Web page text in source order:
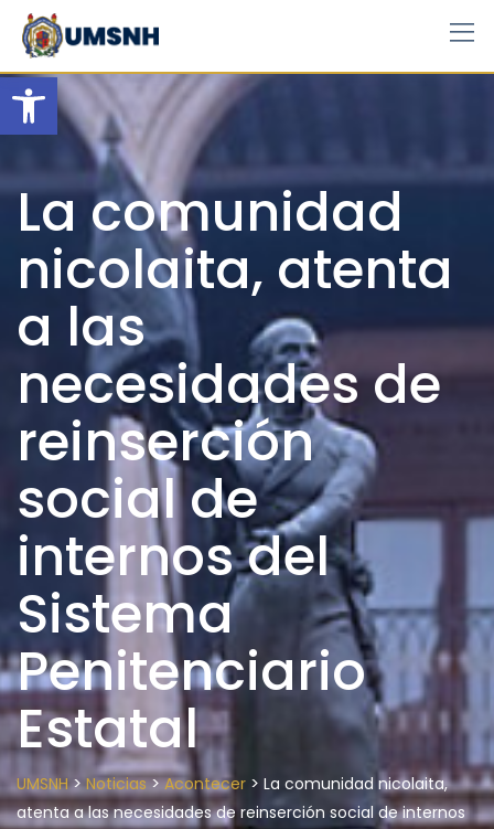
Open toolbar
Skip
content
La comunidad
nicolaita, atenta
a las
necesidades de
reinserción
social de
internos del
Sistema
Penitenciario
Estatal
UMSNH> Noticias>Acontecer > La comunidad nicolaita,
atenta a las necesidades de reinserción social de internos